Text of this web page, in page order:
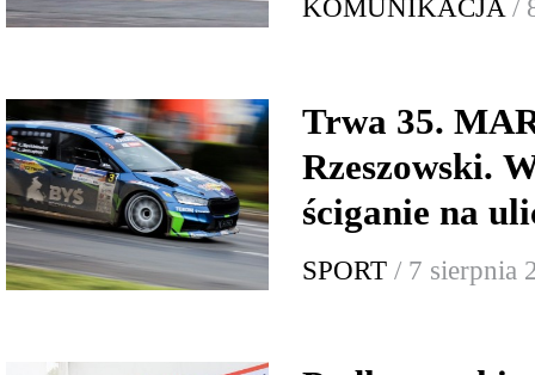
KOMUNIKACJA /
Trwa 35.
Rzeszowski.
ściganie na
SPORT / 7 sierpnia